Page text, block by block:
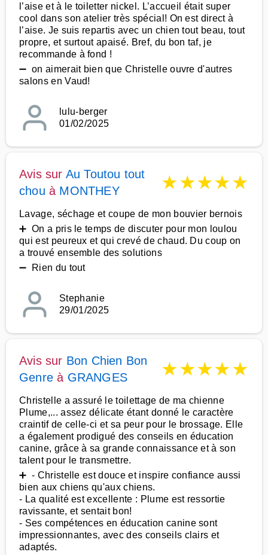
l’aise et à le toiletter nickel. L’accueil était super
cool dans son atelier très spécial! On est direct à
l’aise. Je suis repartis avec un chien tout beau, tout
propre, et surtout apaisé. Bref, du bon taf, je
recommande à fond !
➖ on aimerait bien que Christelle ouvre d'autres
salons en Vaud!
lulu-berger
01/02/2025
Avis sur Au Toutou tout
chou à MONTHEY ★★★★★
Lavage, séchage et coupe de mon bouvier bernois
➕ On a pris le temps de discuter pour mon loulou
qui est peureux et qui crevé de chaud. Du coup on
a trouvé ensemble des solutions
➖ Rien du tout
Stephanie
29/01/2025
Avis sur Bon Chien Bon
Genre à GRANGES ★★★★★
Christelle a assuré le toilettage de ma chienne
Plume,... assez délicate étant donné le caractère
craintif de celle-ci et sa peur pour le brossage. Elle
a également prodigué des conseils en éducation
canine, grâce à sa grande connaissance et à son
talent pour le transmettre.
➕ - Christelle est douce et inspire confiance aussi
bien aux chiens qu'aux chiens.
- La qualité est excellente : Plume est ressortie
ravissante, et sentait bon!
- Ses compétences en éducation canine sont
impressionnantes, avec des conseils clairs et
adaptés.